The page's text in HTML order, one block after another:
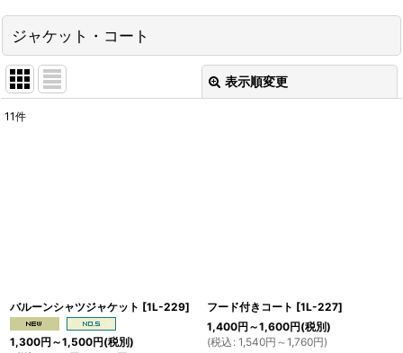
ジャケット・コート
表示順変更
11件
バルーンシャツジャケット [1L-229]
1,300円 ～1,500円(税別)
フード付きコート [1L-227]
1,400円 ～1,600円(税別)
(税込 : 1,540円 ～1,760円)